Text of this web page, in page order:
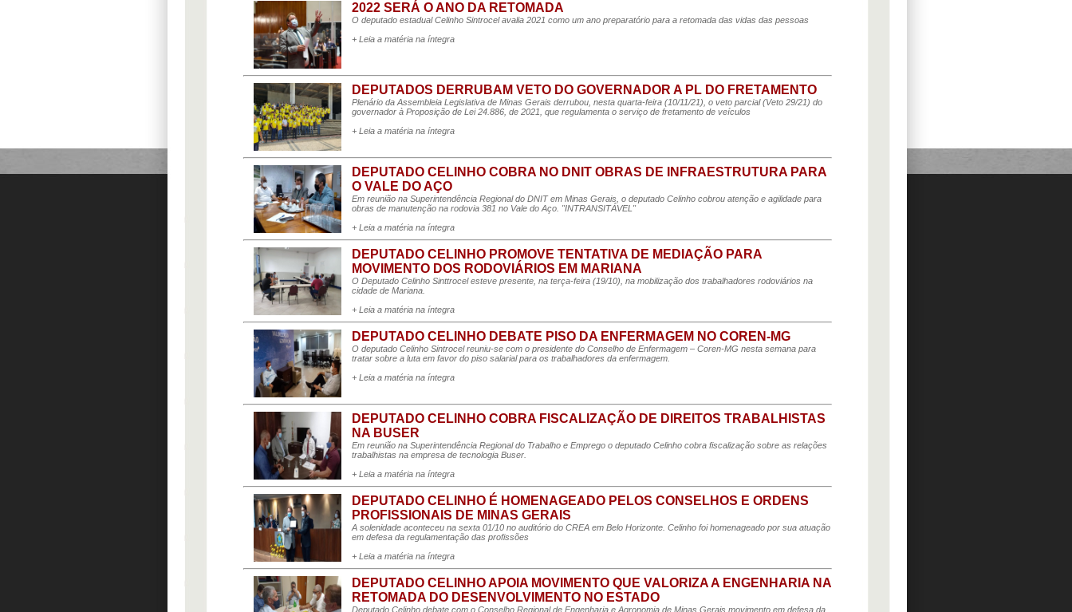
2022 SERÁ O ANO DA RETOMADA
O deputado estadual Celinho Sintrocel avalia 2021 como um ano preparatório para a retomada das vidas das pessoas
+ Leia a matéria na íntegra
DEPUTADOS DERRUBAM VETO DO GOVERNADOR A PL DO FRETAMENTO
Plenário da Assembleia Legislativa de Minas Gerais derrubou, nesta quarta-feira (10/11/21), o veto parcial (Veto 29/21) do
governador à Proposição de Lei 24.886, de 2021, que regulamenta o serviço de fretamento de veículos
+ Leia a matéria na íntegra
DEPUTADO CELINHO COBRA NO DNIT OBRAS DE INFRAESTRUTURA PARA
O VALE DO AÇO
Em reunião na Superintendência Regional do DNIT em Minas Gerais, o deputado Celinho cobrou atenção e agilidade para
obras de manutenção na rodovia 381 no Vale do Aço. "INTRANSITÁVEL"
+ Leia a matéria na íntegra
DEPUTADO CELINHO PROMOVE TENTATIVA DE MEDIAÇÃO PARA
MOVIMENTO DOS RODOVIÁRIOS EM MARIANA
O Deputado Celinho Sinttrocel esteve presente, na terça-feira (19/10), na mobilização dos trabalhadores rodoviários na
cidade de Mariana.
+ Leia a matéria na íntegra
DEPUTADO CELINHO DEBATE PISO DA ENFERMAGEM NO COREN-MG
O deputado Celinho Sintrocel reuniu-se com o presidente do Conselho de Enfermagem – Coren-MG nesta semana para
tratar sobre a luta em favor do piso salarial para os trabalhadores da enfermagem.
+ Leia a matéria na íntegra
DEPUTADO CELINHO COBRA FISCALIZAÇÃO DE DIREITOS TRABALHISTAS
NA BUSER
Em reunião na Superintendência Regional do Trabalho e Emprego o deputado Celinho cobra fiscalização sobre as relações
trabalhistas na empresa de tecnologia Buser.
+ Leia a matéria na íntegra
DEPUTADO CELINHO É HOMENAGEADO PELOS CONSELHOS E ORDENS
PROFISSIONAIS DE MINAS GERAIS
A solenidade aconteceu na sexta 01/10 no auditório do CREA em Belo Horizonte. Celinho foi homenageado por sua atuação
em defesa da regulamentação das profissões
+ Leia a matéria na íntegra
DEPUTADO CELINHO APOIA MOVIMENTO QUE VALORIZA A ENGENHARIA NA
RETOMADA DO DESENVOLVIMENTO NO ESTADO
Deputado Celinho debate com o Conselho Regional de Engenharia e Agronomia de Minas Gerais movimento em defesa da